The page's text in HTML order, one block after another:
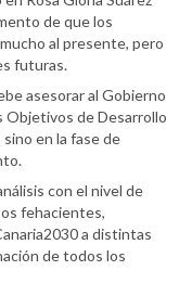
de que los
al presente, pero
futuras.
asesorar al Gobierno
Objetivos de Desarrollo
en la fase de
con el nivel de
fehacientes,
a distintas
de todos los